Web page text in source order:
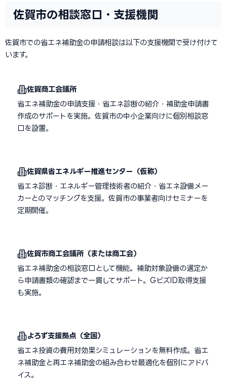
佐賀市の相談窓口・支援機関
佐賀市での省エネ補助金の申請相談は以下の支援機関で受け付けて
います。
佐賀商工会議所
省エネ補助金の申請支援・省エネ診断の紹介・補助金申請書
作成のサポートを実施。佐賀市の中小企業向けに個別相談窓
口を設置。
佐賀県省エネルギー推進センター（仮称）
省エネ診断・エネルギー管理技術者の紹介・省エネ設備メー
カーとのマッチングを支援。佐賀市の事業者向けセミナーを
定期開催。
佐賀市商工会議所（または商工会）
省エネ補助金の相談窓口として機能。補助対象設備の選定か
ら申請書類の確認まで一貫してサポート。GビズID取得支援
も実施。
よろず支援拠点（全国）
省エネ投資の費用対効果シミュレーションを無料作成。省エ
ネ補助金と再エネ補助金の組み合わせ最適化を個別にアドバ
イス。